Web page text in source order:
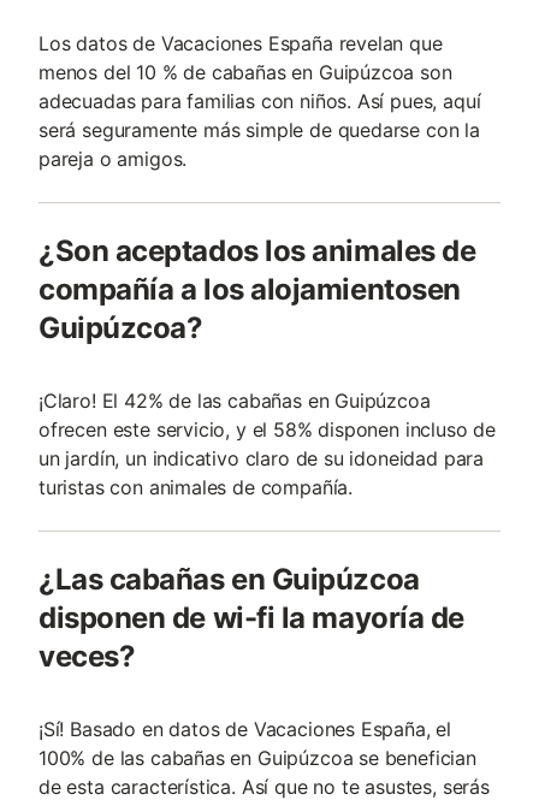
Los datos de Vacaciones España revelan que
menos del 10 % de cabañas en Guipúzcoa son
adecuadas para familias con niños. Así pues, aquí
será seguramente más simple de quedarse con la
pareja o amigos.
¿Son aceptados los animales de
compañía a los alojamientosen
Guipúzcoa?
¡Claro! El 42% de las cabañas en Guipúzcoa
ofrecen este servicio, y el 58% disponen incluso de
un jardín, un indicativo claro de su idoneidad para
turistas con animales de compañí­a.
¿Las cabañas en Guipúzcoa
disponen de wi-fi la mayoría de
veces?
¡Sí! Basado en datos de Vacaciones España, el
100% de las cabañas en Guipúzcoa se benefician
de esta característica. Así que no te asustes, serás